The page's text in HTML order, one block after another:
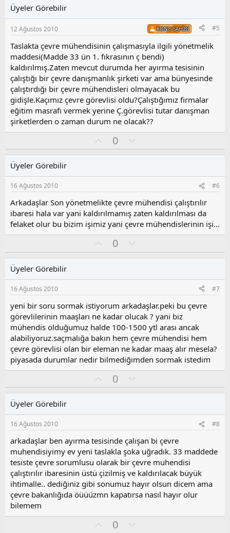
s
u
z
o
y
l
a
Üyeler Görebilir
12 Ağustos 2010 KONU SAHIBI #5
Taslakta çevre mühendisinin çalışmasıyla ilgili yönetmelik
maddesi(Madde 33 ün 1. fıkrasının ç bendi)
kaldırılmış.Zaten mevcut durumda her ayırma tesisinin
çalıştığı bir çevre danışmanlık şirketi var ama bünyesinde
çalıştırdığı bir çevre mühendisleri olmayacak bu
gidişle.Kaçımız çevre görevlisi oldu?Çalıştığımız firmalar
eğitim masrafı vermek yerine Ç.görevlisi tutar danışman
şirketlerden o zaman durum ne olacak??
y
0
l
s
u
z
o
y
l
Üyeler Görebilir
16 Ağustos 2010 #6
Arkadaşlar Son yönetmelikte çevre mühendisi çalıştırılır
ibaresi hala var yani kaldırılmamış zaten kaldırılması da
felaket olur bu bizim işimiz yani çevre mühendislerinin işi...
y
0
l
s
u
z
o
y
l
a
Üyeler Görebilir
16 Ağustos 2010 #7
yeni bir soru sormak istiyorum arkadaşlar.peki bu çevre
görevlilerinin maaşları ne kadar olucak ? yani biz
mühendis olduğumuz halde 100-1500 ytl arası ancak
alabiliyoruz.saçmalığa bakın hem çevre mühendisi hem
çevre görevlisi olan bir eleman ne kadar maaş alır mesela?
piyasada durumlar nedir bilmediğimden sormak istedim
y
0
l
s
u
z
o
y
l
a
Üyeler Görebilir
16 Ağustos 2010 #8
arkadaşlar ben ayırma tesisinde çalışan bi çevre
muhendisiyimy ev yeni taslakla şoka uğradık. 33 maddede
tesiste çevre sorumlusu olarak bir çevre muhendisi
çalıştırılır ibaresinin üstü çizilmiş ve kaldırılacak büyük
ihtimalle.. dediğiniz gibi sonumuz hayır olsun dicem ama
çevre bakanlığıda öüüüzmn kapatırsa nasıl hayır olur
bilemem
0